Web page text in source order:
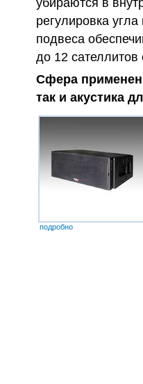
убираются в
регулировка
подвеса
до 12
Сфера
так и акустика
подробно